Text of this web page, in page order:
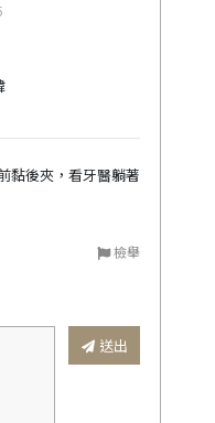
黏後夾，看牙醫躺著
檢舉
送出